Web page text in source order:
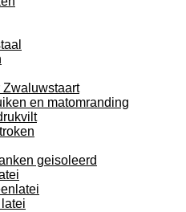
Zwaluwstaart
en matomranding
geisoleerd